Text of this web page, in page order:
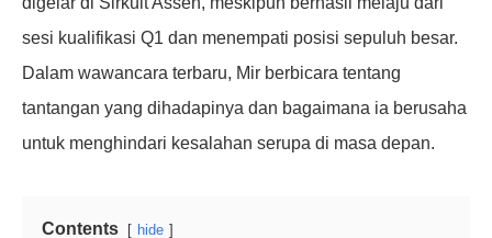
sesi kualifikasi Q1 dan menempati posisi sepuluh besar.
Dalam wawancara terbaru, Mir berbicara tentang
tantangan yang dihadapinya dan bagaimana ia berusaha
untuk menghindari kesalahan serupa di masa depan.
Contents hide